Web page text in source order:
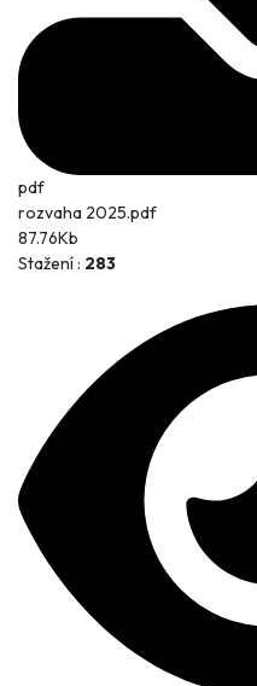
pdf
rozvaha 2025.pdf
87.76Kb
Stažení : 283